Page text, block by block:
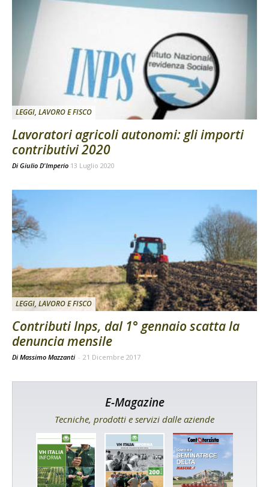
LEGGI, LAVORO E FISCO
Lavoratori agricoli autonomi: gli importi
contributivi 2020
Di Giulio D'Imperio 13 Luglio 2020
LEGGI, LAVORO E FISCO
Contributi Inps, dal 1° gennaio scatta la
denuncia mensile
Di Massimo Mazzanti - 21 Dicembre 2017
E-Magazine
Tecniche, prodotti e servizi dalle aziende